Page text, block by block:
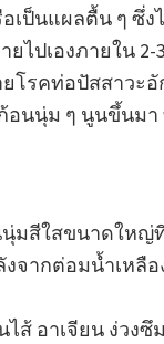
เป็นแผลตื้น ๆ ซึ่ง
ไปเองภายใน 2-
โรคท่อปัสสาวะอั
นนุ่ม ๆ นูนขึ้นมา
นุ่มสีใสขนาดให
จากต่อมน้ำเหลื
ส้ อาเจียน ง่วง